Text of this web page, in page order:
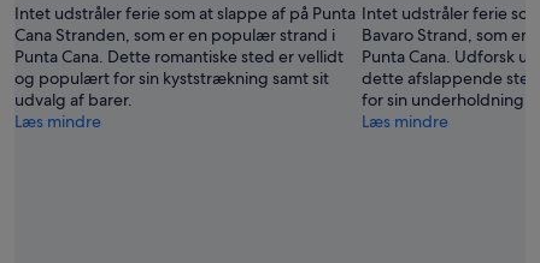
Intet udstråler ferie som at slappe af på Punta
Cana Stranden, som er en populær strand i
Punta Cana. Dette romantiske sted er vellidt
og populært for sin kyststrækning samt sit
udvalg af barer.
Læs mindre
Intet udstråler ferie
Bavaro Strand, som er
Punta Cana. Udforsk
dette afslappende
for sin underholdning.
Læs mindre